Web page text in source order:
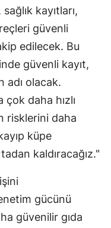
kayıtları,
güvenli
edilecek. Bu
güvenli kayıt,
adı olacak.
çok daha hızlı
risklerini daha
küpe
kaldıracağız."
gücünü
güvenilir gıda